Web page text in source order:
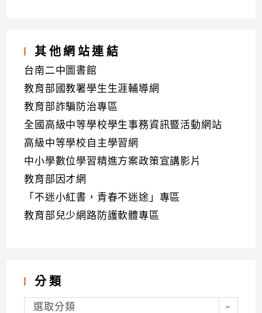
其他網站連結
台南二中圖書館
教育部國教署學生生涯輔導網
教育部詐騙防治專區
全國高級中等學校學生事務資訊暨活動網站
高級中等學校自主學習網
中小學數位學習精進方案政策宣講影片
教育部因才網
「不迷小紅書，青春不迷途」專區
教育部兒少網路防護軟體專區
分類
分
類選取分類